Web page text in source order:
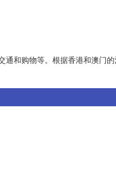
和购物等。根据香港和澳门的